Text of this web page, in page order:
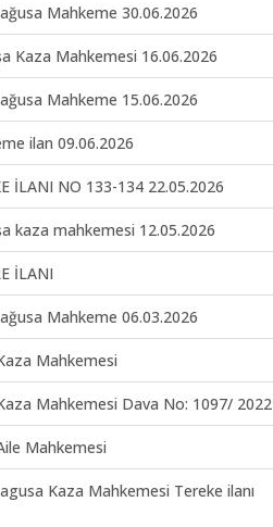
Mahkeme 30.06.2026
Kaza Mahkemesi 16.06.2026
Mahkeme 15.06.2026
ilan 09.06.2026
İLANI NO 133-134 22.05.2026
kaza mahkemesi 12.05.2026
İLANI
Mahkeme 06.03.2026
Mahkemesi
Mahkemesi Dava No: 1097/ 2022
Mahkemesi
Kaza Mahkemesi Tereke ilanı